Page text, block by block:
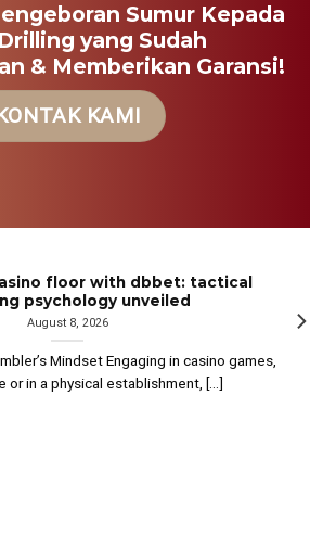
Sumur Kepada
yang Sudah
& Memberikan Garansi!
KAMI
floor with dbbet: tactical
psychology unveiled
August 8, 2026
Mindset Engaging in casino games,
or in a physical establishment, [...]